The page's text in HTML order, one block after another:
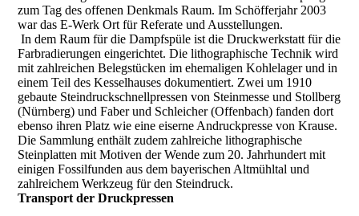
zum Tag des offenen Denkmals Raum. Im Schöfferjahr 2003
war das E-Werk Ort für Referate und Ausstellungen.
In dem Raum für die Dampfspüle ist die Druckwerkstatt für die
Farbradierungen eingerichtet. Die lithographische Technik wird
mit zahlreichen Belegstücken im ehemaligen Kohlelager und in
einem Teil des Kesselhauses dokumentiert. Zwei um 1910
gebaute Steindruckschnellpressen von Steinmesse und Stollberg
(Nürnberg) und Faber und Schleicher (Offenbach) fanden dort
ebenso ihren Platz wie eine eiserne Andruckpresse von Krause.
Die Sammlung enthält zudem zahlreiche lithographische
Steinplatten mit Motiven der Wende zum 20. Jahrhundert mit
einigen Fossilfunden aus dem bayerischen Altmühltal und
zahlreichem Werkzeug für den Steindruck.
Transport der Druckpressen